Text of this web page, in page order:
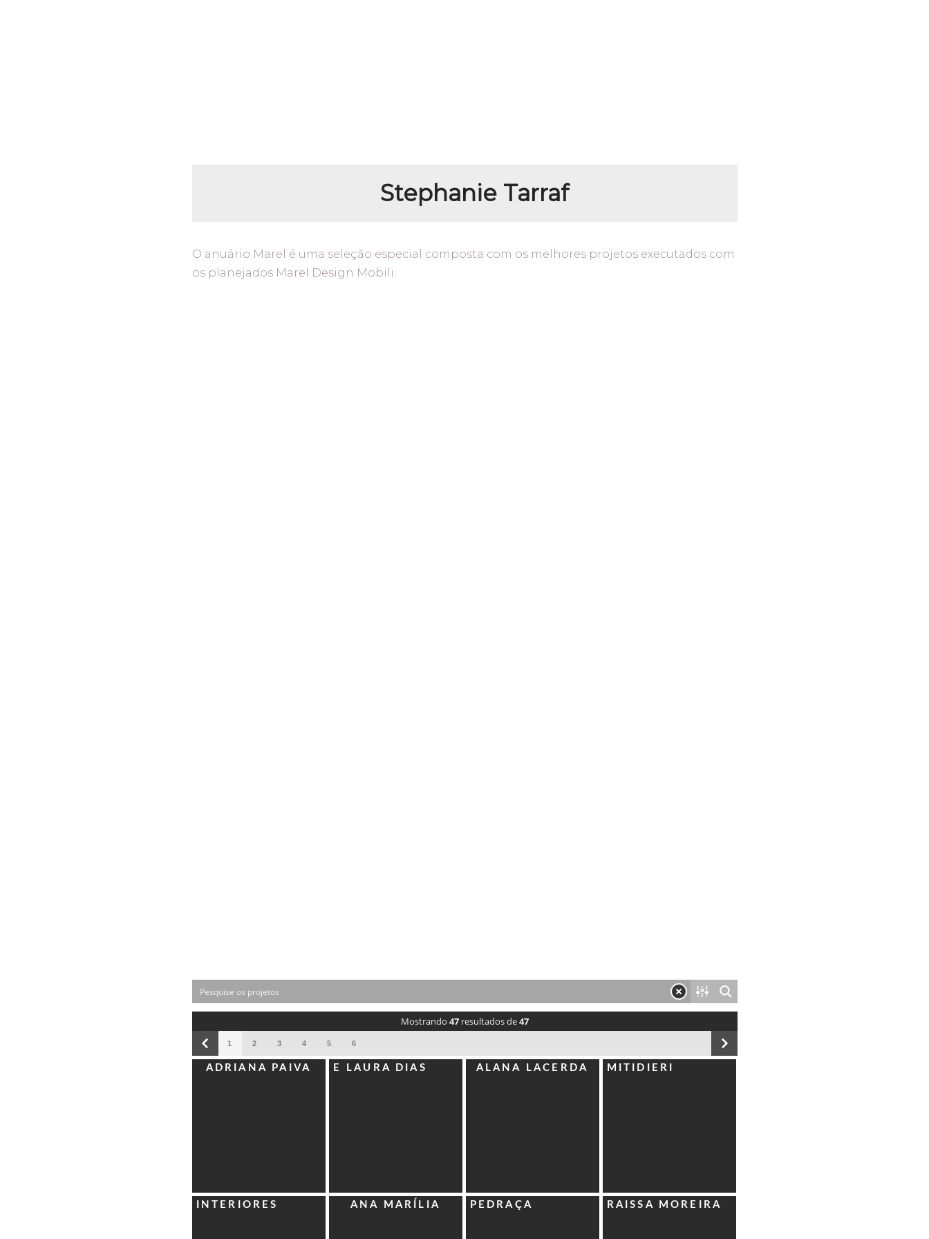
Stephanie Tarraf
O anuário Marel é uma seleção especial composta com os melhores projetos executados com
os planejados Marel Design Mobili.
Mostrando 47resultados de47
1 2 3 4 5 6
ADRIANA PAIVA
ADRIANA RIBEIRO
E LAURA DIAS
ALANA LACERDA
AMANDA
MITIDIERI
ANA AMÉLIA
INTERIORES
ANA MARÍLIA
CAROLINE
PEDRAÇA
ASSOCIADOS
RAISSA MOREIRA